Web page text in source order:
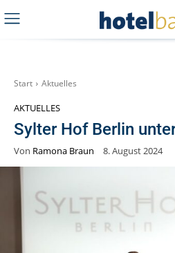
Start Aktuelles
AKTUELLES
Sylter Hof Berlin
Von Ramona Braun 8. August 2024